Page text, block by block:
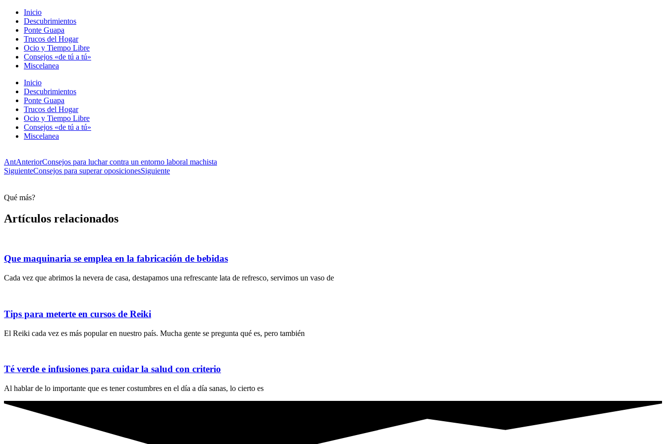
Inicio
Descubrimientos
Ponte Guapa
Trucos del Hogar
Ocio y Tiempo Libre
Consejos «de tú a tú»
Miscelanea
Inicio
Descubrimientos
Ponte Guapa
Trucos del Hogar
Ocio y Tiempo Libre
Consejos «de tú a tú»
Miscelanea
AntAnteriorConsejos para luchar contra un entorno laboral machista
SiguienteConsejos para superar oposicionesSiguiente
Qué más?
Artículos relacionados
Que maquinaria se emplea en la fabricación de bebidas
Cada vez que abrimos la nevera de casa, destapamos una refrescante lata de refresco, servimos un vaso de
Tips para meterte en cursos de Reiki
El Reiki cada vez es más popular en nuestro país. Mucha gente se pregunta qué es, pero también
Té verde e infusiones para cuidar la salud con criterio
Al hablar de lo importante que es tener costumbres en el día a día sanas, lo cierto es